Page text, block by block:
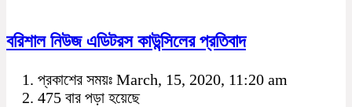
বরিশাল নিউজ এডিটরস কাউন্সিলের প্রতিবাদ
প্রকাশের সময়ঃ March, 15, 2020, 11:20 am
475 বার পড়া হয়েছে